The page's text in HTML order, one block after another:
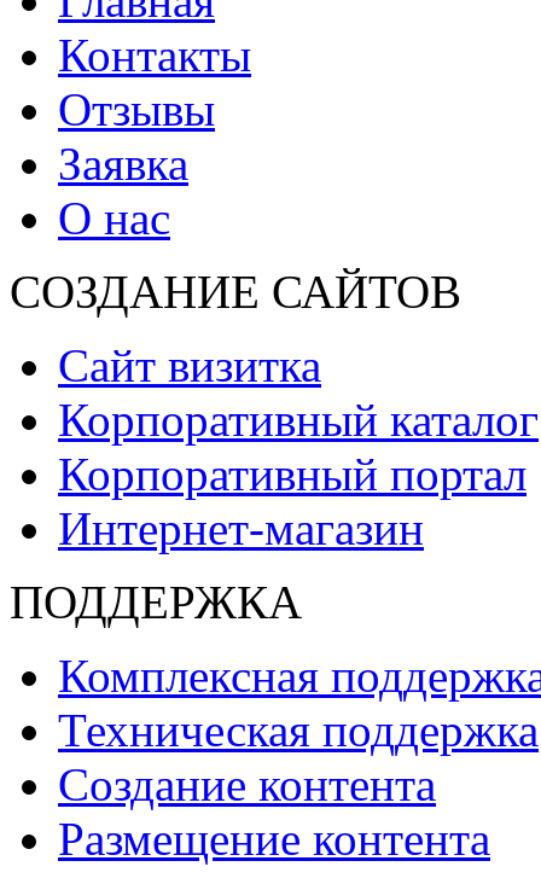
Контакты
Отзывы
Заявка
О нас
СОЗДАНИЕ САЙТОВ
Сайт визитка
Корпоративный каталог
Корпоративный портал
Интернет-магазин
ПОДДЕРЖКА
Комплексная
Техническая поддержка
Создание контента
Размещение контента